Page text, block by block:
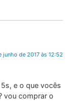
junho de 2017 às 12:52
e o que vocês
vou comprar o